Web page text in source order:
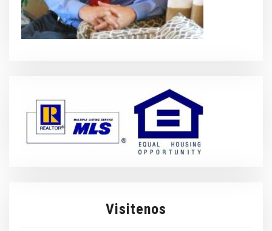
Visitenos